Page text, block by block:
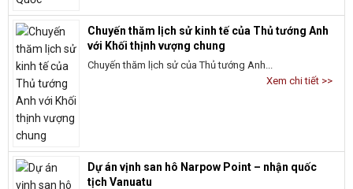
Chuyến thăm lịch sử kinh tế của Thủ tướng Anh
với Khối thịnh vượng chung
Chuyến thăm lịch sử của Thủ tướng Anh...
Xem chi tiết >>
Dự án vịnh san hô Narpow Point – nhận quốc
tịch Vanuatu